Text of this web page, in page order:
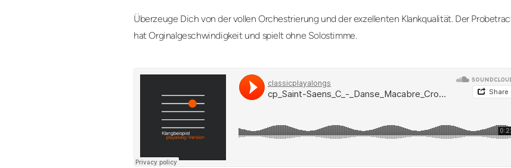
Überzeuge Dich von der vollen Orchestrierung und der exzellenten Klankqualität. Der
hat Orginalgeschwindigkeit und spielt ohne Solostimme.